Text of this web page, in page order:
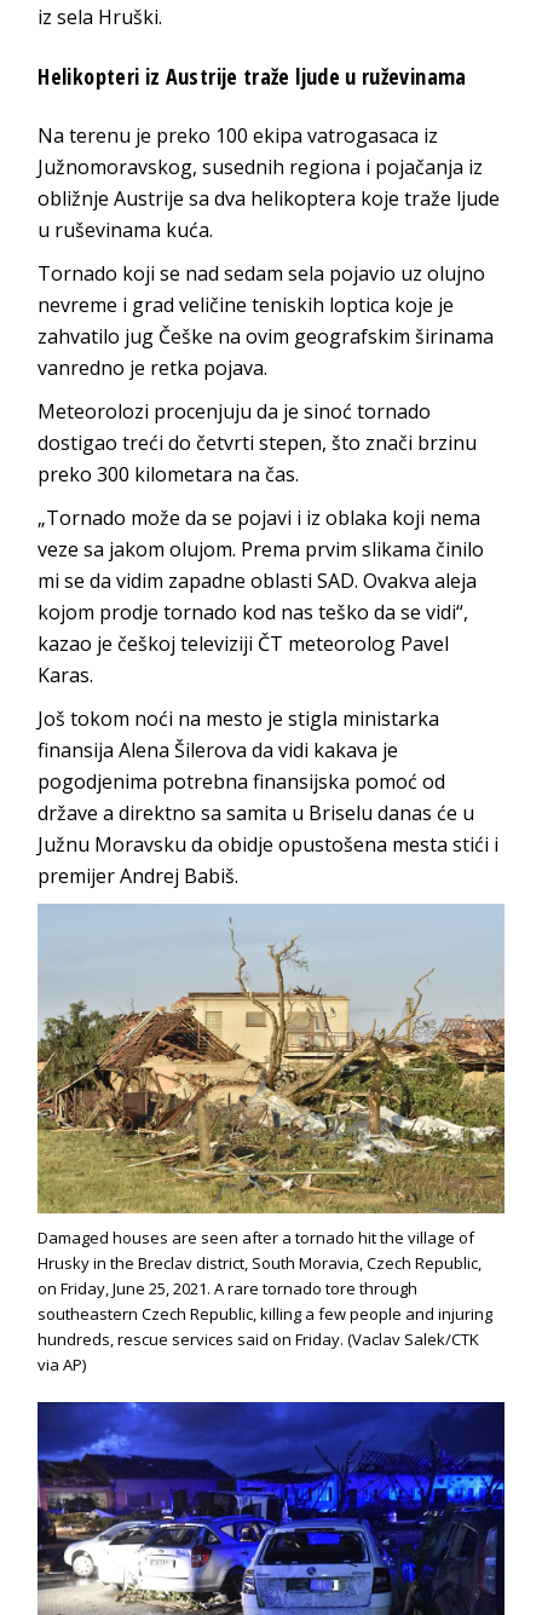
iz sela Hruški.
Helikopteri iz Austrije traže ljude u ruževinama
Na terenu je preko 100 ekipa vatrogasaca iz
Južnomoravskog, susednih regiona i pojačanja iz
obližnje Austrije sa dva helikoptera koje traže ljude
u ruševinama kuća.
Tornado koji se nad sedam sela pojavio uz olujno
nevreme i grad veličine teniskih loptica koje je
zahvatilo jug Češke na ovim geografskim širinama
vanredno je retka pojava.
Meteorolozi procenjuju da je sinoć tornado
dostigao treći do četvrti stepen, što znači brzinu
preko 300 kilometara na čas.
„Tornado može da se pojavi i iz oblaka koji nema
veze sa jakom olujom. Prema prvim slikama činilo
mi se da vidim zapadne oblasti SAD. Ovakva aleja
kojom prodje tornado kod nas teško da se vidi“,
kazao je češkoj televiziji ČT meteorolog Pavel
Karas.
Još tokom noći na mesto je stigla ministarka
finansija Alena Šilerova da vidi kakava je
pogodjenima potrebna finansijska pomoć od
države a direktno sa samita u Briselu danas će u
Južnu Moravsku da obidje opustošena mesta stići i
premijer Andrej Babiš.
Damaged houses are seen after a tornado hit the village of
Hrusky in the Breclav district, South Moravia, Czech Republic,
on Friday, June 25, 2021. A rare tornado tore through
southeastern Czech Republic, killing a few people and injuring
hundreds, rescue services said on Friday. (Vaclav Salek/CTK
via AP)